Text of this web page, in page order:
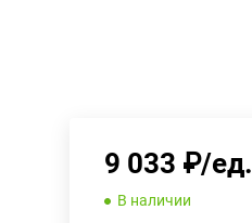
9 033 ₽/ед.
В наличии